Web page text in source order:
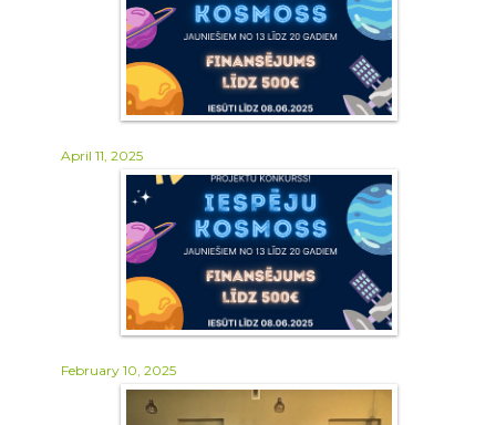
April 11, 2025
February 10, 2025